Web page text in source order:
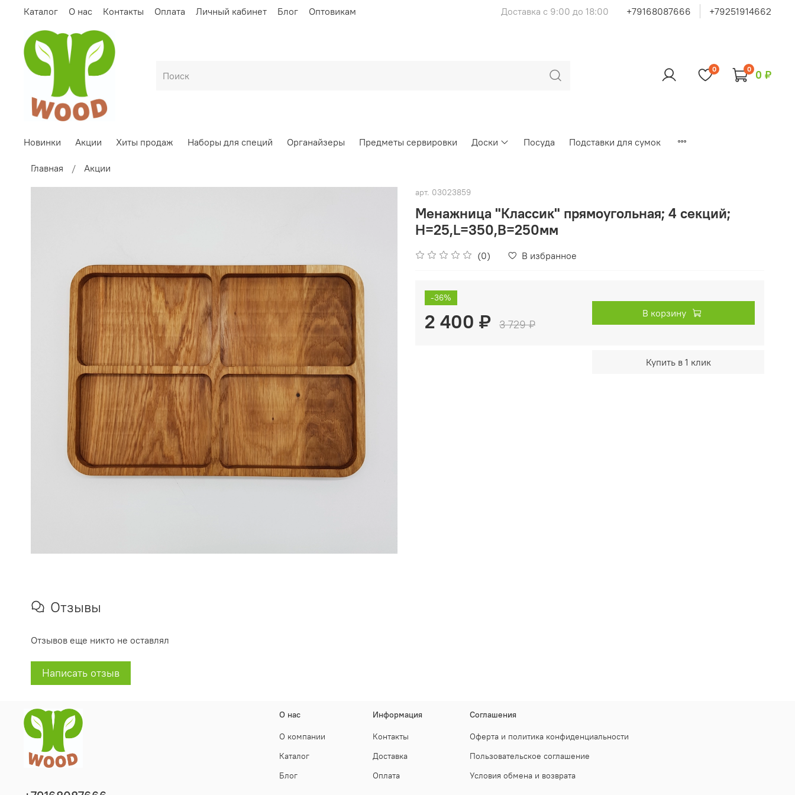
Каталог О нас Контакты Оплата Личный кабинет Блог Оптовикам Доставка с 9:00 до 18:00 +79168087666 +79251914662
0 0 0 ₽
Новинки Акции Хиты продаж Наборы для специй Органайзеры Предметы сервировки Доски Посуда Подставки для сумок
Главная Акции
арт. 03023859
Менажница "Классик" прямоугольная; 4 секций;
H=25,L=350,B=250мм
(0) В избранное
-36%
2 400 ₽ 3 729 ₽
В корзину
Купить в 1 клик
Отзывы
Отзывов еще никто не оставлял
Написать отзыв
О нас
О компании
Каталог
Блог
Информация
Контакты
Доставка
Оплата
Соглашения
Оферта и политика конфиденциальности
Пользовательское соглашение
Условия обмена и возврата